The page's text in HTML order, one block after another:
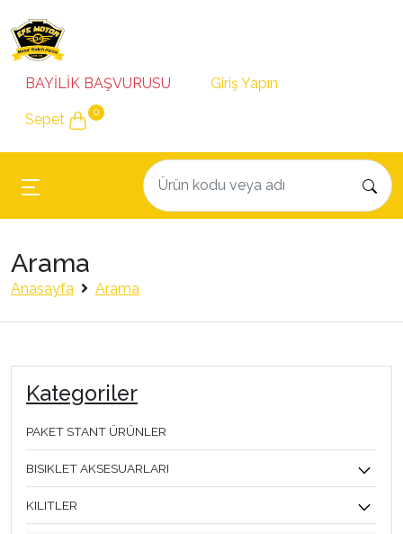
BAYİLİK BAŞVURUSU Giriş Yapın
Sepet 0
Arama
Anasayfa Arama
Kategoriler
PAKET STANT ÜRÜNLER
BISIKLET AKSESUARLARI
KILITLER